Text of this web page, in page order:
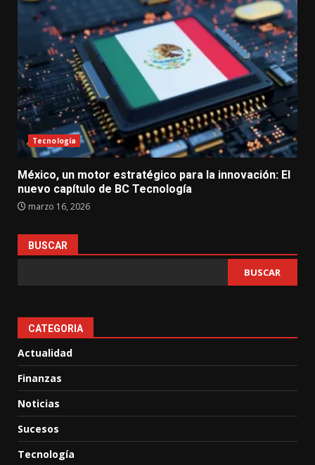
Tecnología
México, un motor estratégico para la innovación: El
nuevo capítulo de BC Tecnología
marzo 16, 2026
BUSCAR
BUSCAR
CATEGORIA
Actualidad
Finanzas
Noticias
Sucesos
Tecnología